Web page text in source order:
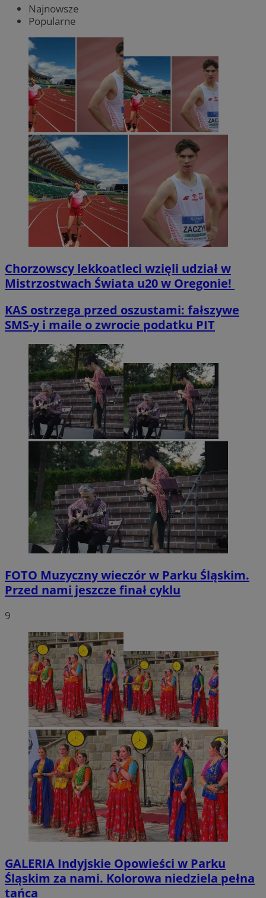
Najnowsze
Popularne
Chorzowscy lekkoatleci wzięli udział w
Mistrzostwach Świata u20 w Oregonie!
KAS ostrzega przed oszustami: fałszywe
SMS-y i maile o zwrocie podatku PIT
FOTO Muzyczny wieczór w Parku Śląskim.
Przed nami jeszcze finał cyklu
9
GALERIA Indyjskie Opowieści w Parku
Śląskim za nami. Kolorowa niedziela pełna
tańca